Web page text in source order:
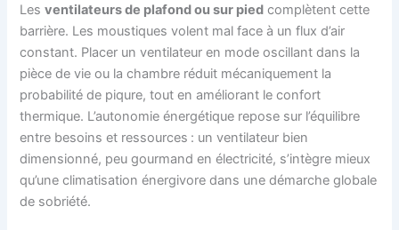
Lesventilateurs de plafond ou sur pied complètent cette
barrière. Les moustiques volent mal face à un flux d’air
constant. Placer un ventilateur en mode oscillant dans la
pièce de vie ou la chambre réduit mécaniquement la
probabilité de piqure, tout en améliorant le confort
thermique. L’autonomie énergétique repose sur l’équilibre
entre besoins et ressources : un ventilateur bien
dimensionné, peu gourmand en électricité, s’intègre mieux
qu’une climatisation énergivore dans une démarche globale
de sobriété.